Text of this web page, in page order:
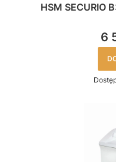
HSM SECURIO
6